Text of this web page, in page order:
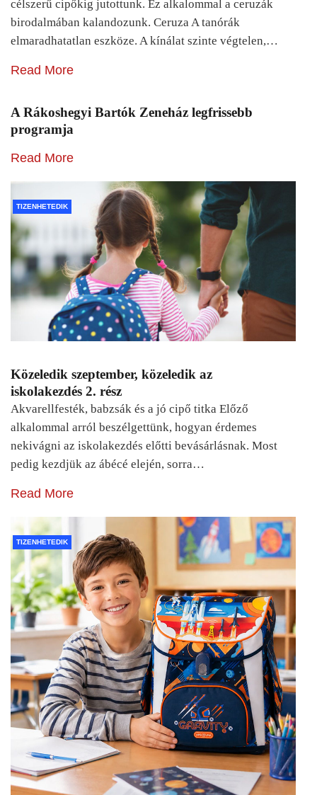
célszerű cipőkig jutottunk. Ez alkalommal a ceruzák
birodalmában kalandozunk. Ceruza A tanórák
elmaradhatatlan eszköze. A kínálat szinte végtelen,…
Read More
A Rákoshegyi Bartók Zeneház legfrissebb
programja
Read More
TIZENHETEDIK
Közeledik szeptember, közeledik az
iskolakezdés 2. rész
Akvarellfesték, babzsák és a jó cipő titka Előző
alkalommal arról beszélgettünk, hogyan érdemes
nekivágni az iskolakezdés előtti bevásárlásnak. Most
pedig kezdjük az ábécé elején, sorra…
Read More
TIZENHETEDIK